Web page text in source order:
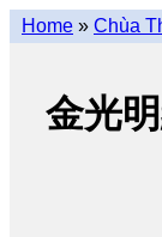
Home » Chùa
金光